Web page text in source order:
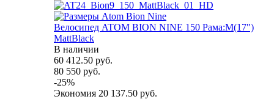
Велосипед ATOM BION NINE 150 Рама:M(17")
MattBlack
В наличии
60 412.50 руб.
80 550 руб.
-25%
Экономия 20 137.50 руб.